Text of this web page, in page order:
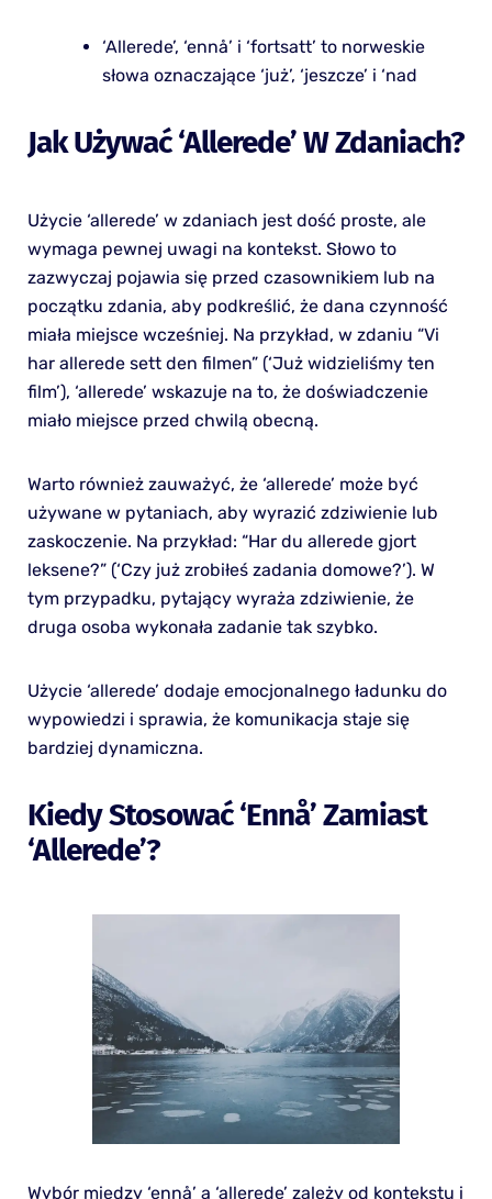
‘Allerede’, ‘ennå’ i ‘fortsatt’ to norweskie
słowa oznaczające ‘już’, ‘jeszcze’ i ‘nad
Jak Używać ‘allerede’ W Zdaniach?
Użycie ‘allerede’ w zdaniach jest dość proste, ale
wymaga pewnej uwagi na kontekst. Słowo to
zazwyczaj pojawia się przed czasownikiem lub na
początku zdania, aby podkreślić, że dana czynność
miała miejsce wcześniej. Na przykład, w zdaniu “Vi
har allerede sett den filmen” (‘Już widzieliśmy ten
film’), ‘allerede’ wskazuje na to, że doświadczenie
miało miejsce przed chwilą obecną.
Warto również zauważyć, że ‘allerede’ może być
używane w pytaniach, aby wyrazić zdziwienie lub
zaskoczenie. Na przykład: “Har du allerede gjort
leksene?” (‘Czy już zrobiłeś zadania domowe?’). W
tym przypadku, pytający wyraża zdziwienie, że
druga osoba wykonała zadanie tak szybko.
Użycie ‘allerede’ dodaje emocjonalnego ładunku do
wypowiedzi i sprawia, że komunikacja staje się
bardziej dynamiczna.
Kiedy Stosować ‘ennå’ Zamiast
‘allerede’?
Wybór między ‘ennå’ a ‘allerede’ zależy od kontekstu i